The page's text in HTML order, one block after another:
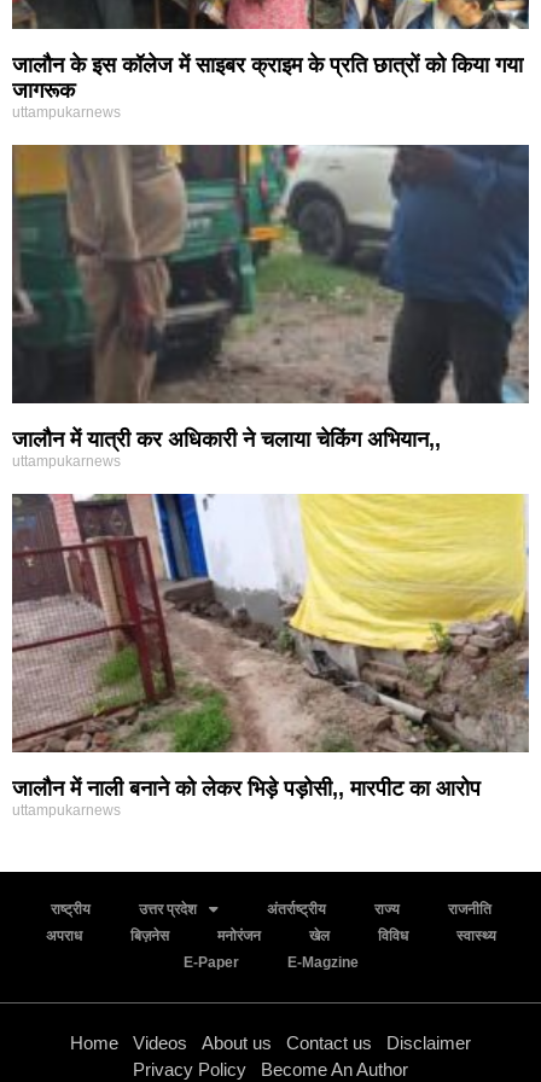
जालौन के इस कॉलेज में साइबर क्राइम के प्रति छात्रों को किया गया
जागरूक
uttampukarnews
जालौन में यात्री कर अधिकारी ने चलाया चेकिंग अभियान,,
uttampukarnews
जालौन में नाली बनाने को लेकर भिड़े पड़ोसी,, मारपीट का आरोप
uttampukarnews
राष्ट्रीय उत्तर प्रदेश अंतर्राष्ट्रीय राज्य
राजनीति
अपराध
बिज़नेस मनोरंजन खेल विविध
स्वास्थ्य
E-Paper
E-Magzine
Home Videos About us Contact us
Disclaimer
Privacy Policy
Become An Author